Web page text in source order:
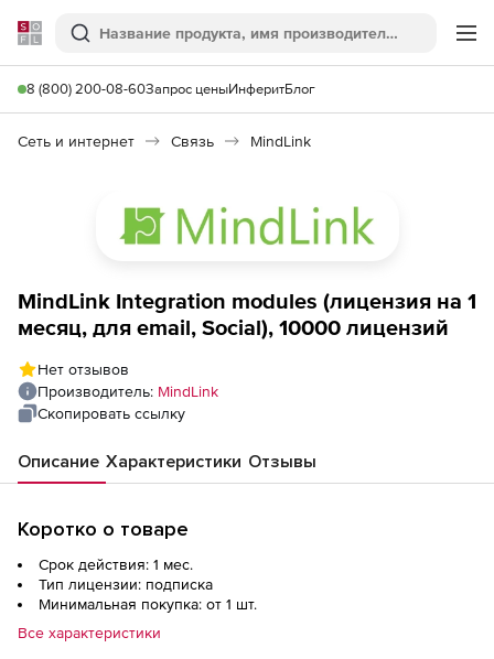
Softline
Поиск
8 (800) 200-08-60Запрос ценыИнферитБлог
Сеть и интернет Связь MindLink
MindLink Integration modules (лицензия на 1
месяц, для email, Social), 10000 лицензий
Нет отзывов
Производитель: MindLink
Скопировать ссылку
Описание Характеристики Отзывы
Коротко о товаре
Срок действия: 1 мес.
Тип лицензии: подписка
Минимальная покупка: от 1 шт.
Все характеристики